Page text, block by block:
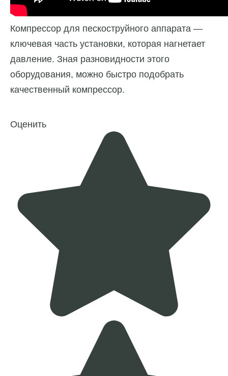
Компрессор для пескоструйного аппарата —
ключевая часть установки, которая нагнетает
давление. Зная разновидности этого
оборудования, можно быстро подобрать
качественный компрессор.
Оценить